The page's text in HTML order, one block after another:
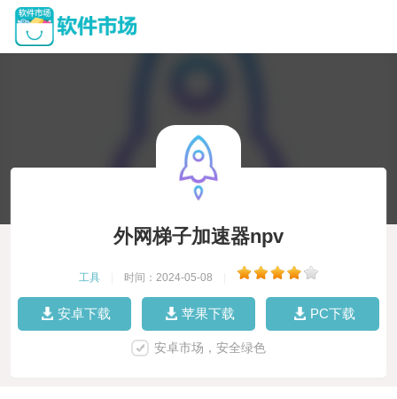
外网梯子加速器npv
工具 时间：2024-05-08
安卓下载 苹果下载 PC下载
安卓市场，安全绿色